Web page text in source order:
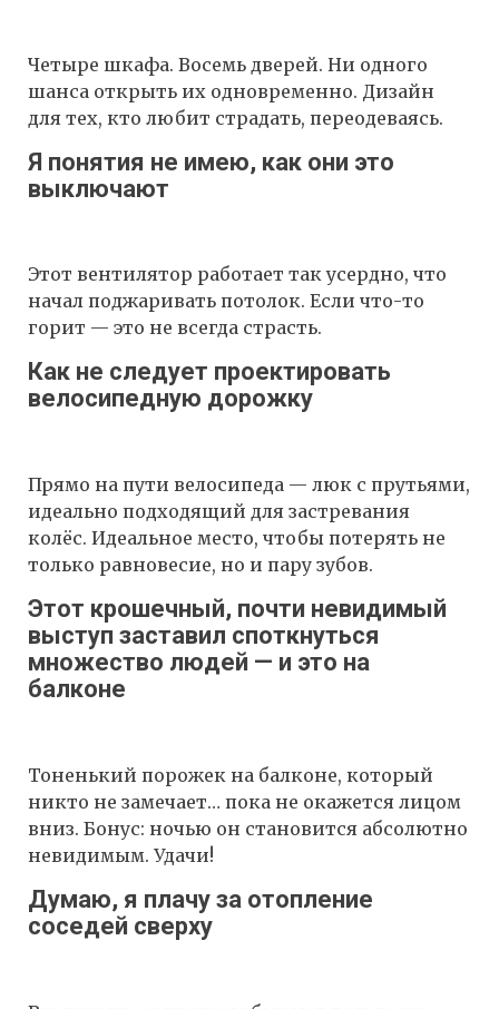
Четыре шкафа. Восемь дверей. Ни одного
шанса открыть их одновременно. Дизайн
для тех, кто любит страдать, переодеваясь.
Я понятия не имею, как они это
выключают
Этот вентилятор работает так усердно, что
начал поджаривать потолок. Если что-то
горит — это не всегда страсть.
Как не следует проектировать
велосипедную дорожку
Прямо на пути велосипеда — люк с прутьями,
идеально подходящий для застревания
колёс. Идеальное место, чтобы потерять не
только равновесие, но и пару зубов.
Этот крошечный, почти невидимый
выступ заставил споткнуться
множество людей — и это на
балконе
Тоненький порожек на балконе, который
никто не замечает… пока не окажется лицом
вниз. Бонус: ночью он становится абсолютно
невидимым. Удачи!
Думаю, я плачу за отопление
соседей сверху